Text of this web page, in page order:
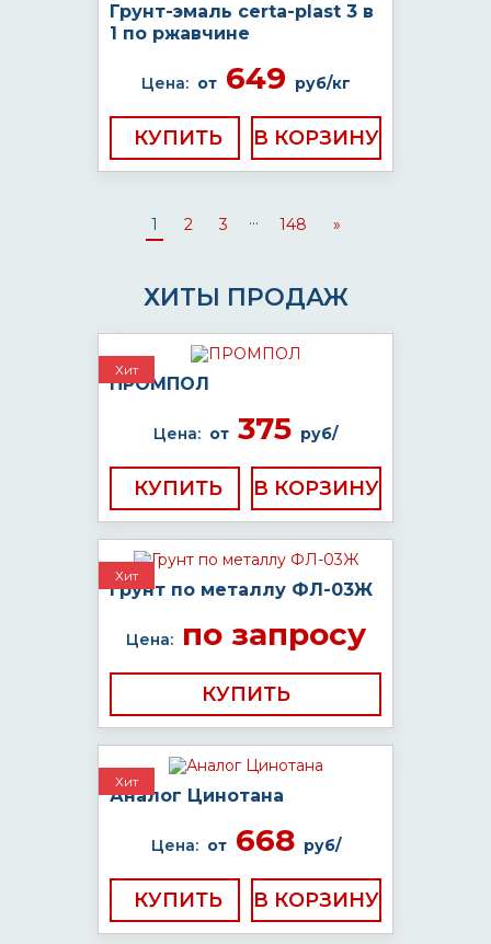
Грунт-эмаль certa-plast 3 в
1 по ржавчине
Цена: от649 руб/кг
КУПИТЬ
1 2 3 ... 148 »
ХИТЫ ПРОДАЖ
Хит
ПРОМПОЛ
Цена: от 375 руб/
КУПИТЬ
Хит
Грунт по металлу ФЛ-03Ж
Цена:по запросу
КУПИТЬ
Хит
Аналог Цинотана
Цена: от668 руб/
КУПИТЬ